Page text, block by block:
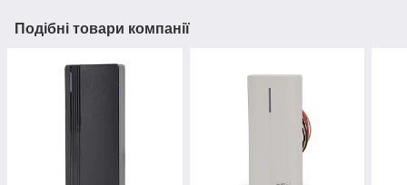
Подібні товари компанії